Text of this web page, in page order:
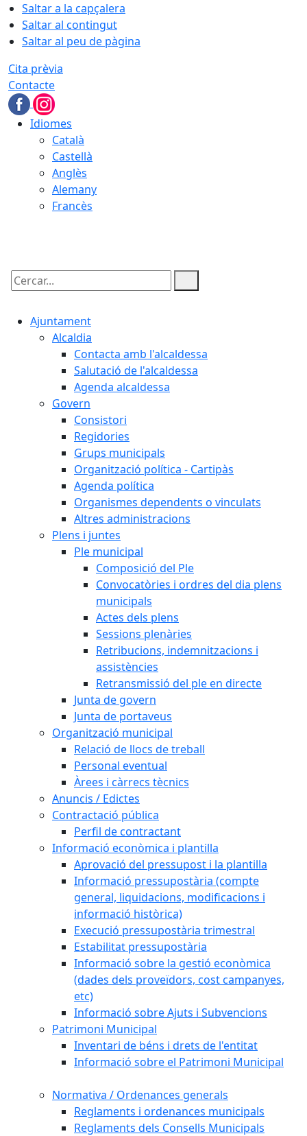
Saltar a la capçalera
Saltar al contingut
Saltar al peu de pàgina
Cita prèvia
Contacte
Idiomes
Català
Castellà
Anglès
Alemany
Francès
Cercar:
Ajuntament
Alcaldia
Contacta amb l'alcaldessa
Salutació de l'alcaldessa
Agenda alcaldessa
Govern
Consistori
Regidories
Grups municipals
Organització política - Cartipàs
Agenda política
Organismes dependents o vinculats
Altres administracions
Plens i juntes
Ple municipal
Composició del Ple
Convocatòries i ordres del dia plens
municipals
Actes dels plens
Sessions plenàries
Retribucions, indemnitzacions i
assistències
Retransmissió del ple en directe
Junta de govern
Junta de portaveus
Organització municipal
Relació de llocs de treball
Personal eventual
Àrees i càrrecs tècnics
Anuncis / Edictes
Contractació pública
Perfil de contractant
Informació econòmica i plantilla
Aprovació del pressupost i la plantilla
Informació pressupostària (compte
general, liquidacions, modificacions i
informació històrica)
Execució pressupostària trimestral
Estabilitat pressupostària
Informació sobre la gestió econòmica
(dades dels proveïdors, cost campanyes,
etc)
Informació sobre Ajuts i Subvencions
Patrimoni Municipal
Inventari de béns i drets de l'entitat
Informació sobre el Patrimoni Municipal
Normativa / Ordenances generals
Reglaments i ordenances municipals
Reglaments dels Consells Municipals